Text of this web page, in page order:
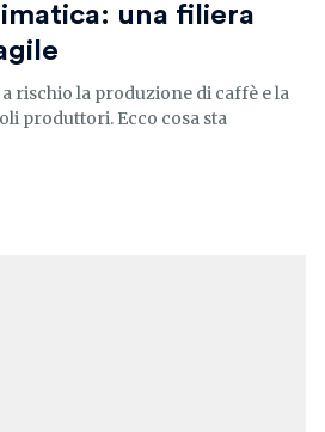
una filiera
rischio la produzione di caffè e la
produttori. Ecco cosa sta